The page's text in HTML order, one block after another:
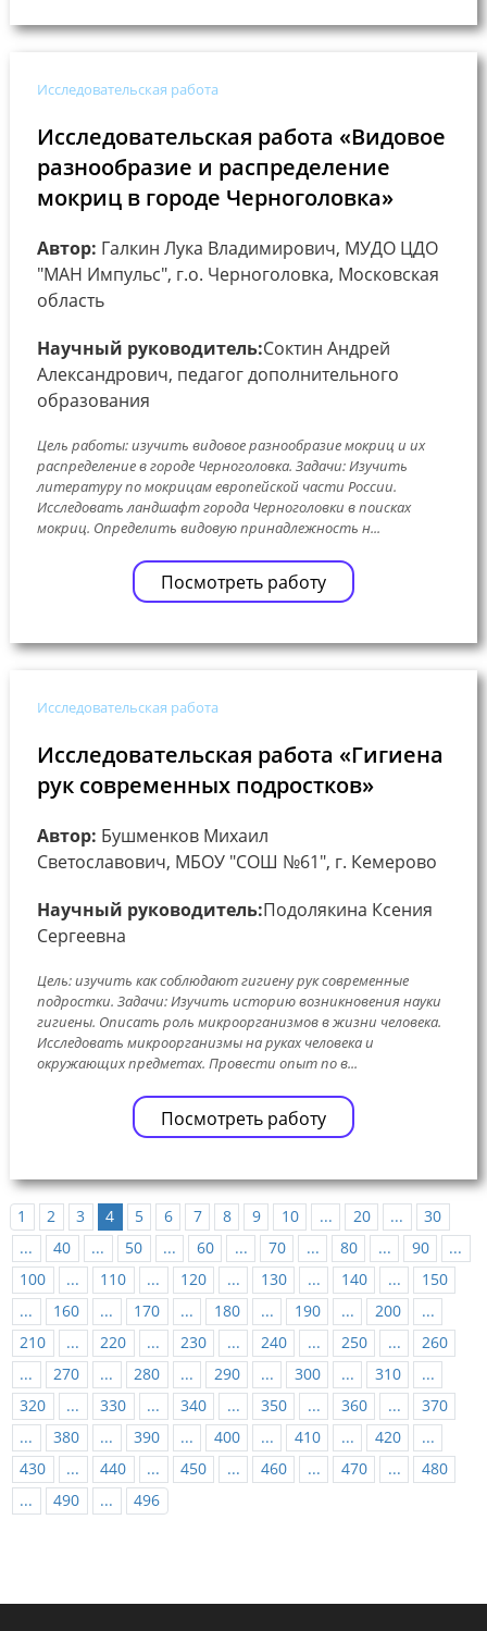
Исследовательская работа
Исследовательская работа «Видовое
разнообразие и распределение
мокриц в городе Черноголовка»
Автор: Галкин Лука Владимирович, МУДО ЦДО
"МАН Импульс", г.о. Черноголовка, Московская
область
Научный руководитель:Соктин Андрей
Александрович, педагог дополнительного
образования
Цель работы: изучить видовое разнообразие мокриц и их
распределение в городе Черноголовка. Задачи: Изучить
литературу по мокрицам европейской части России.
Исследовать ландшафт города Черноголовки в поисках
мокриц. Определить видовую принадлежность н...
Посмотреть работу
Исследовательская работа
Исследовательская работа «Гигиена
рук современных подростков»
Автор: Бушменков Михаил
Светославович, МБОУ "СОШ №61", г. Кемерово
Научный руководитель:Подолякина Ксения
Сергеевна
Цель: изучить как соблюдают гигиену рук современные
подростки. Задачи: Изучить историю возникновения науки
гигиены. Описать роль микроорганизмов в жизни человека.
Исследовать микроорганизмы на руках человека и
окружающих предметах. Провести опыт по в...
Посмотреть работу
1 2 3 4 5 6 7 8 9 10 ... 20 ...
30
...
40 ... 50 ... 60 ... 70 ... 80 ... 90
...
100
... 110 ... 120 ... 130 ... 140 ...
150
...
160 ... 170 ... 180 ... 190 ... 200
...
210
... 220 ... 230 ... 240 ... 250 ...
260
...
270 ... 280 ... 290 ... 300 ... 310
...
320
... 330 ... 340 ... 350 ... 360 ...
370
...
380 ... 390 ... 400 ... 410 ... 420
...
430
... 440 ... 450 ... 460 ... 470 ...
480
...
490 ... 496